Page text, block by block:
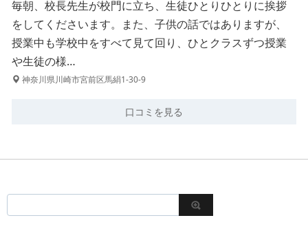
毎朝、校長先生が校門に立ち、生徒ひとりひとりに挨拶
をしてくださいます。また、子供の話ではありますが、
授業中も学校中をすべて見て回り、ひとクラスずつ授業
や生徒の様…
神奈川県川崎市宮前区馬絹1-30-9
口コミを見る